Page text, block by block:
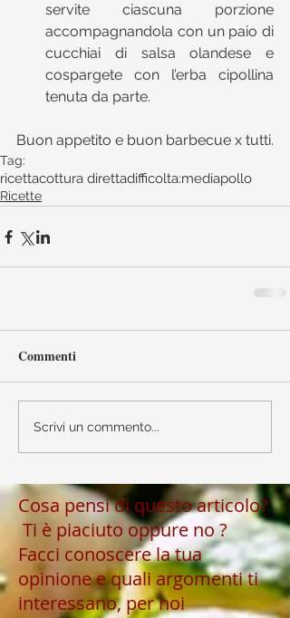
servite ciascuna porzione
accompagnandola con un paio di
cucchiai di salsa olandese e
cospargete con l’erba cipollina
tenuta da parte.
Buon appetito e buon barbecue x tutti.
Tag:
ricettacottura direttadifficolta:mediapollo
Ricette
Commenti
Scrivi un commento...
Cosa pensi di questo articolo?
Ti è piaciuto oppure no ?
Facci conoscere la tua
opinione e quali argomenti ti
interessano, per noi